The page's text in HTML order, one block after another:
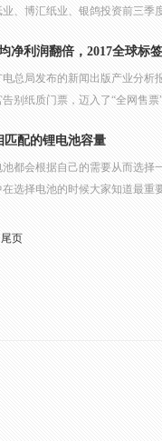
、博汇纸业、银鸽投资前三季
净利润翻倍，2017全球标
总局发布的新闻出版产业分析
别纸质门票，迈入了“全网售
匹配的锂电池容量
都会根据自己的需要从而选
选择电池的时候大家知道最重
尾页